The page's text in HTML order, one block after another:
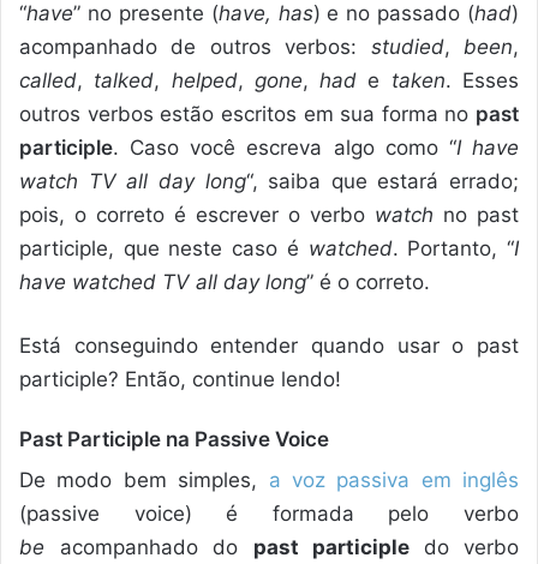
“have” no presente (have, has) e no passado (had)
acompanhado de outros verbos: studied,been,
called, talked, helped, gone,had e taken. Esses
outros verbos estão escritos em sua forma no past
participle. Caso você escreva algo como “I have
watch TV all day long“, saiba que estará errado;
pois, o correto é escrever o verbo watch no past
participle, que neste caso é watched. Portanto, “I
have watched TV all day long” é o correto.
Está conseguindo entender quando usar o past
participle? Então, continue lendo!
Past Participle na Passive Voice
De modo bem simples, a voz passiva em inglês
(passive voice) é formada pelo verbo
be acompanhado do past participle do verbo